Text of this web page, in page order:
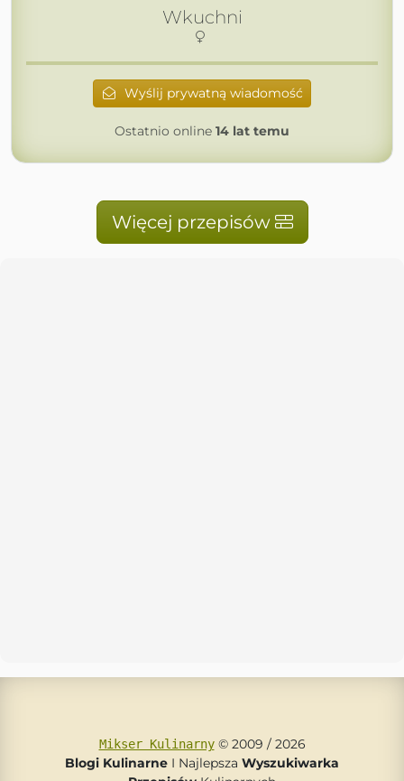
Wkuchni
Wyślij prywatną wiadomość
Ostatnio online 14 lat temu
Więcej przepisów
Mikser Kulinarny© 2009 / 2026
Blogi Kulinarne I Najlepsza Wyszukiwarka